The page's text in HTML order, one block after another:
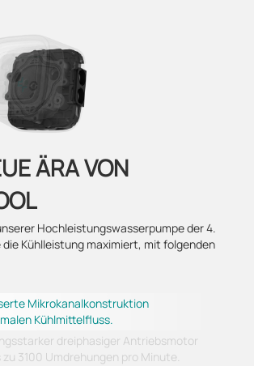
ÄRA VON
Hochleistungswasserpumpe der 4.
Kühlleistung maximiert, mit folgenden
Mikrokanalkonstruktion
Kühlmittelfluss.
dreiphasiger Antriebsmotor
zu 3100 Umdrehungen pro Minute.